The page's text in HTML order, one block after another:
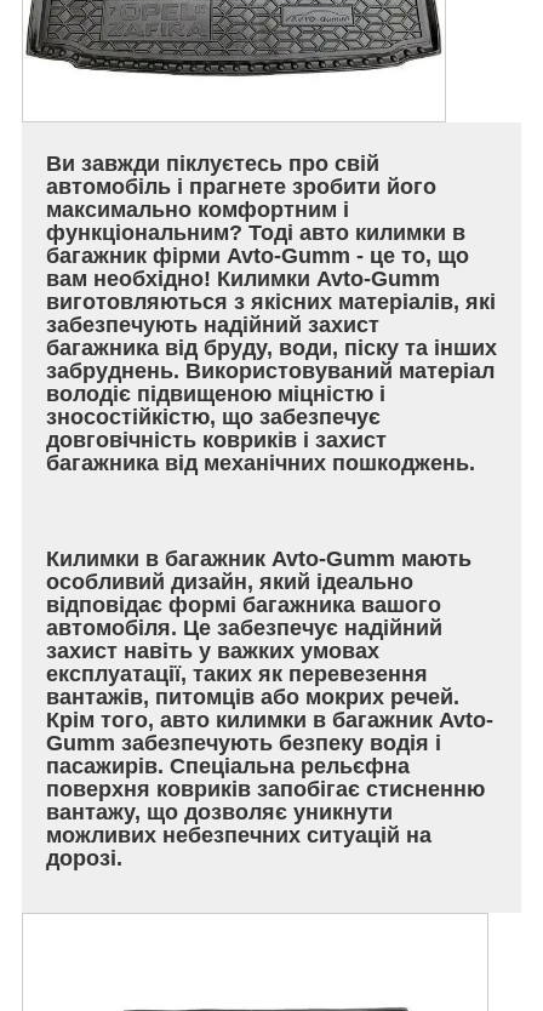
Ви завжди піклуєтесь про свій
автомобіль і прагнете зробити його
максимально комфортним і
функціональним? Тоді авто килимки в
багажник фірми Avto-Gumm - це то, що
вам необхідно! Килимки Avto-Gumm
виготовляються з якісних матеріалів, які
забезпечують надійний захист
багажника від бруду, води, піску та інших
забруднень. Використовуваний матеріал
володіє підвищеною міцністю і
зносостійкістю, що забезпечує
довговічність ковриків і захист
багажника від механічних пошкоджень.
Килимки в багажник Avto-Gumm мають
особливий дизайн, який ідеально
відповідає формі багажника вашого
автомобіля. Це забезпечує надійний
захист навіть у важких умовах
експлуатації, таких як перевезення
вантажів, питомців або мокрих речей.
Крім того, авто килимки в багажник Avto-
Gumm забезпечують безпеку водія і
пасажирів. Спеціальна рельєфна
поверхня ковриків запобігає стисненню
вантажу, що дозволяє уникнути
можливих небезпечних ситуацій на
дорозі.